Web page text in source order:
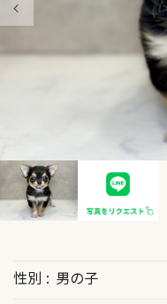
性別
男の子